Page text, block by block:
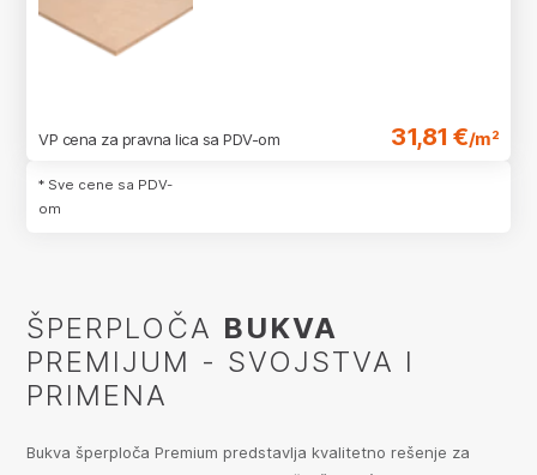
VP cena za pravna lica sa PDV-om 31,81 €/m²
* Sve cene sa PDV-
om
ŠPERPLOČA BUKVA
PREMIJUM - SVOJSTVA I
PRIMENA
Bukva šperploča Premium predstavlja kvalitetno rešenje za